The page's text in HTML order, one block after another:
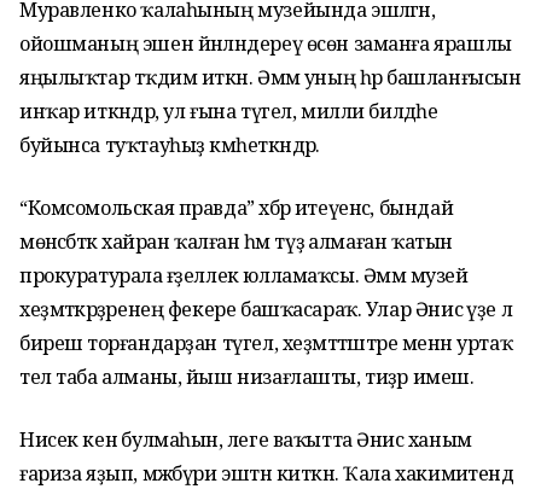
Муравленко ҡалаһының музейында эшләгән,
ойошманың эшен йәнләндереү өсөн заманға ярашлы
яңылыҡтар тәҡдим иткән. Әммә уның һәр башланғысын
инҡар иткәндәр, ул ғына түгел, милли билдәһе
буйынса туҡтауһыҙ кәмһеткәндәр.
“Комсомольская правда” хәбәр итеүенсә, бындай
мөнәсәбәткә хайран ҡалған һәм түҙә алмаған ҡатын
прокуратурала ғәҙеллек юлламаҡсы. Әммә музей
хеҙмәткәрҙәренең фекере башҡасараҡ. Улар Әнисә үҙе лә
бирешә торғандарҙан түгел, хеҙмәттәштәре менән уртаҡ
тел таба алманы, йыш низағлашты, тиҙәр имеш.
Нисек кенә булмаһын, әлеге ваҡытта Әнисә ханым
ғариза яҙып, мәжбүри эштән киткән. Ҡала хакимиәтендә